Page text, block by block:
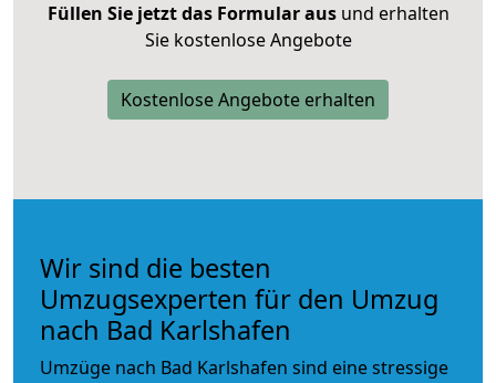
Füllen Sie jetzt das Formular ausund erhalten
Sie kostenlose Angebote
Kostenlose Angebote erhalten
Wir sind die besten
Umzugsexperten für den Umzug
nach Bad Karlshafen
Umzüge nach Bad Karlshafen sind eine stressige